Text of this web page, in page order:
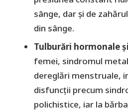
sânge, dar și de
din sânge.
Tulburări hormonale
femei, sindromul
dereglări menstruale,
disfuncţii precum
polichistice, iar la